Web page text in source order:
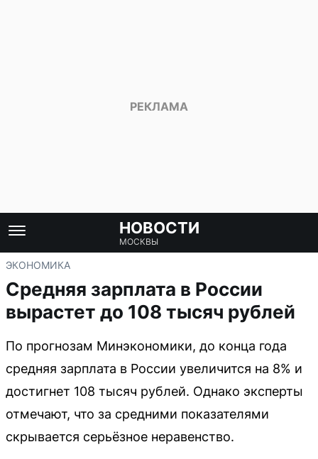
НОВОСТИ
МОСКВЫ
ЭКОНОМИКА
Средняя зарплата в России
вырастет до 108 тысяч рублей
По прогнозам Минэкономики, до конца года
средняя зарплата в России увеличится на 8% и
достигнет 108 тысяч рублей. Однако эксперты
отмечают, что за средними показателями
скрывается серьёзное неравенство.